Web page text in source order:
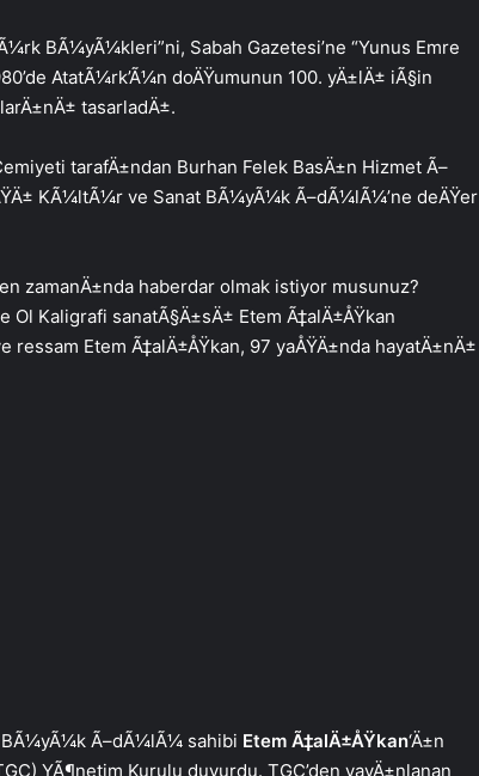
BÃ¼yÃ¼kleri”ni, Sabah Gazetesi’ne “Yunus Emre
AtatÃ¼rk’Ã¼n doÄŸumunun 100. yÄ±lÄ± iÃ§in
tasarladÄ±.
tarafÄ±ndan Burhan Felek BasÄ±n Hizmet Ã–
KÃ¼ltÃ¼r ve Sanat BÃ¼yÃ¼k Ã–dÃ¼lÃ¼’ne deÄŸer
zamanÄ±nda haberdar olmak istiyor musunuz?
Ol Kaligrafi sanatÃ§Ä±sÄ± Etem Ã‡alÄ±ÅŸkan
Etem Ã‡alÄ±ÅŸkan, 97 yaÅŸÄ±nda hayatÄ±nÄ±
BÃ¼yÃ¼k Ã–dÃ¼lÃ¼ sahibi Etem Ã‡alÄ±ÅŸkan‘Ä±n
YÃ¶netim Kurulu duyurdu. TGC’den yayÄ±nlanan